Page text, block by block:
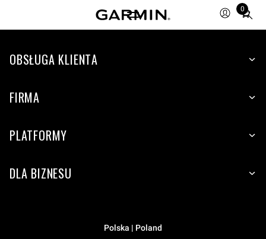
0
Total
items
cart:
OBSŁUGA KLIENTA
FIRMA
PLATFORMY
DLA BIZNESU
Polska | Poland